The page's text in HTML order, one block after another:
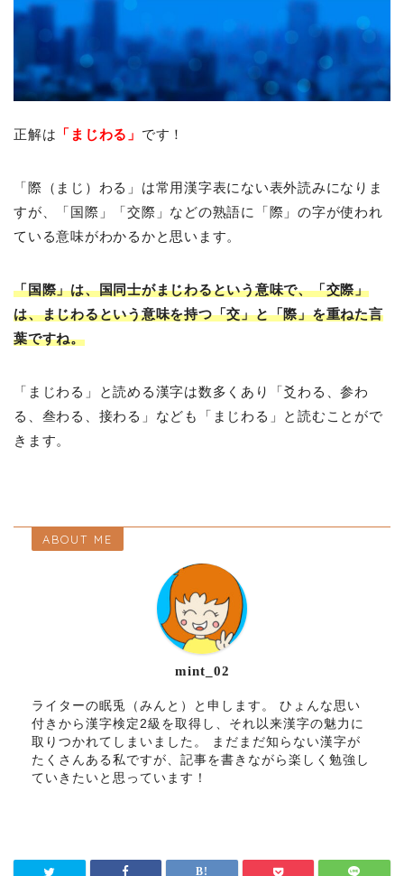
正解は 「まじわる」 です！
「際（まじ）わる」は常用漢字表にない表外読みになりま
すが、「国際」「交際」などの熟語に「際」の字が使われ
ている意味がわかるかと思います。
「国際」は、国同士がまじわるという意味で、「交際」
は、まじわるという意味を持つ「交」と「際」を重ねた言
葉ですね。
「まじわる」と読める漢字は数多くあり「爻わる、参わ
る、叁わる、接わる」なども「まじわる」と読むことがで
きます。
ABOUT ME
mint_02
ライターの眠兎（みんと）と申します。 ひょんな思い
付きから漢字検定2級を取得し、それ以来漢字の魅力に
取りつかれてしまいました。 まだまだ知らない漢字が
たくさんある私ですが、記事を書きながら楽しく勉強し
ていきたいと思っています！